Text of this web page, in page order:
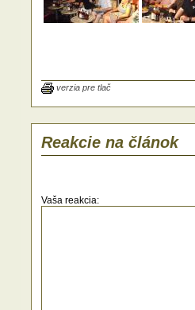
verzia pre tlač
Reakcie na článok
Vaša reakcia: